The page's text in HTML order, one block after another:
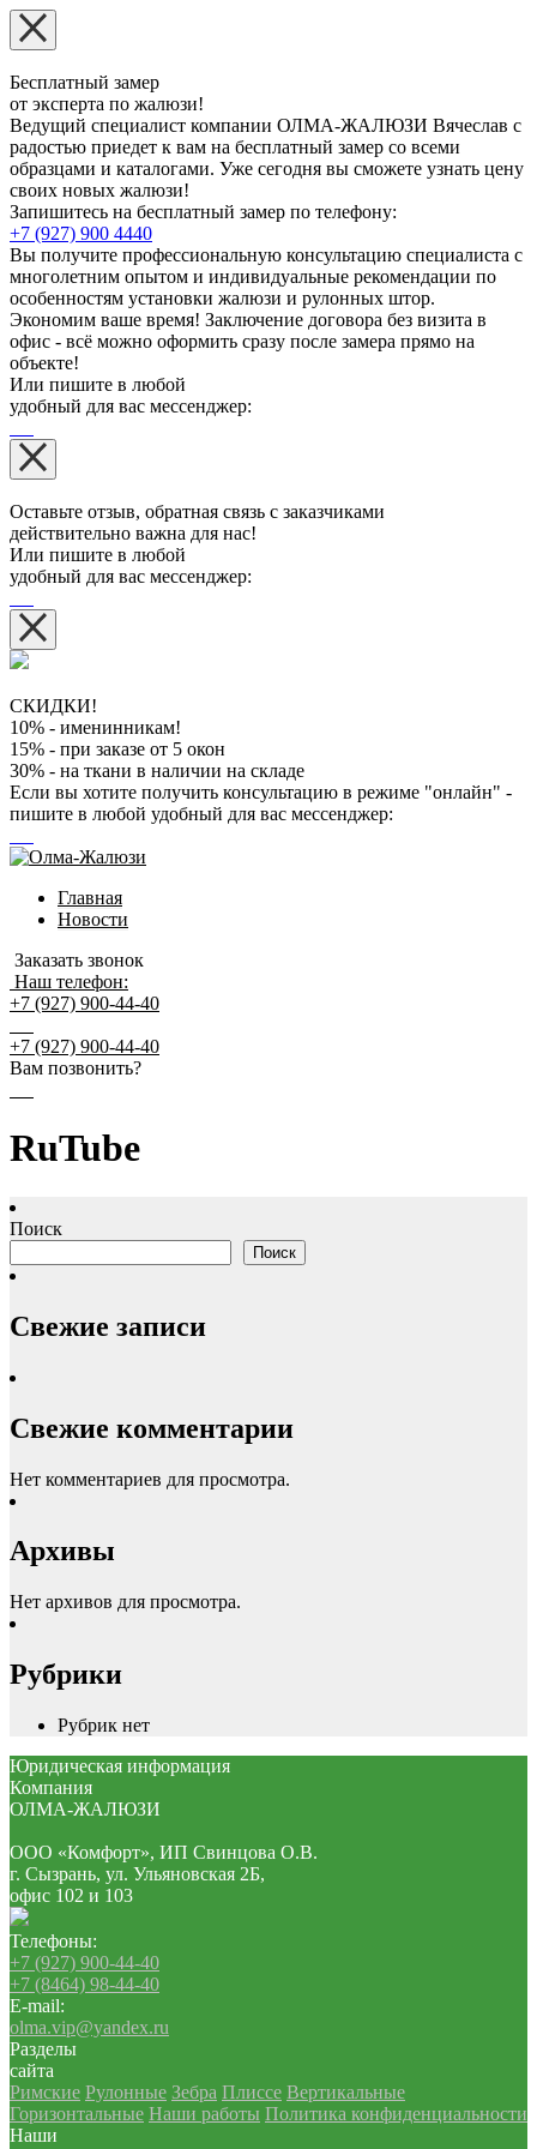
Бесплатный замер
от эксперта по жалюзи!
Ведущий специалист компании ОЛМА-ЖАЛЮЗИ Вячеслав с
радостью приедет к вам на бесплатный замер со всеми
образцами и каталогами. Уже сегодня вы сможете узнать цену
своих новых жалюзи!
Запишитесь на бесплатный замер по телефону:
+7 (927) 900 4440
Вы получите профессиональную консультацию специалиста с
многолетним опытом и индивидуальные рекомендации по
особенностям установки жалюзи и рулонных штор.
Экономим ваше время! Заключение договора без визита в
офис - всё можно оформить сразу после замера прямо на
объекте!
Или пишите в любой
удобный для вас мессенджер:
Оставьте отзыв, обратная связь с заказчиками
действительно важна для нас!
Или пишите в любой
удобный для вас мессенджер:
СКИДКИ!
10% - именинникам!
15% - при заказе от 5 окон
30% - на ткани в наличии на складе
Если вы хотите получить консультацию в режиме "онлайн" -
пишите в любой удобный для вас мессенджер:
Главная
Новости
Заказать звонок
Наш телефон:
+7 (927) 900-44-40
+7 (927) 900-44-40
Вам позвонить?
RuTube
Поиск
Поиск
Свежие записи
Свежие комментарии
Нет комментариев для просмотра.
Архивы
Нет архивов для просмотра.
Рубрики
Рубрик нет
Юридическая информация
Компания
ОЛМА-ЖАЛЮЗИ
ООО «Комфорт», ИП Свинцова О.В.
г. Сызрань, ул. Ульяновская 2Б,
офис 102 и 103
Телефоны:
+7 (927) 900-44-40
+7 (8464) 98-44-40
E-mail:
olma.vip@yandex.ru
Разделы
сайта
Римские Рулонные Зебра Плиссе Вертикальные
Горизонтальные Наши работы Политика конфиденциальности
Наши